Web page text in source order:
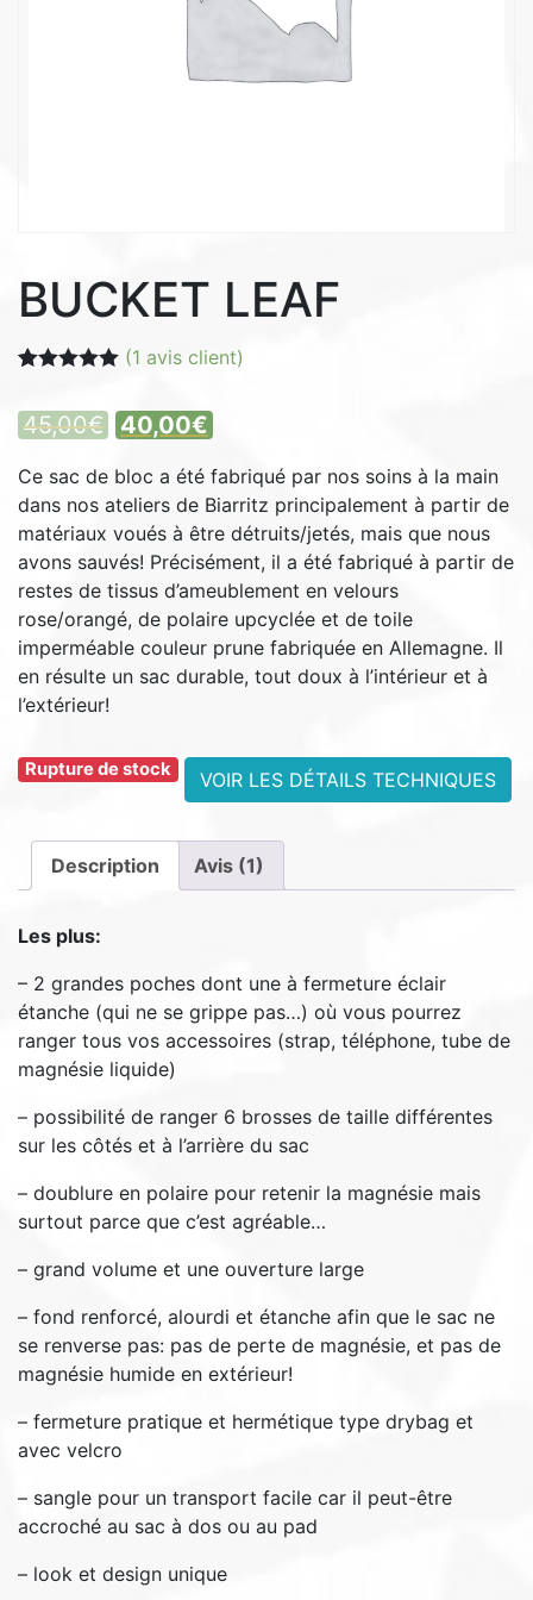
BUCKET LEAF
surnotation
client
(1 avis client)
45,00€ Le
initial
était :
45,00€.
40,00€Le
actuel
est :
40,00€.
Ce sac de bloc a été fabriqué par nos soins à la main
dans nos ateliers de Biarritz principalement à partir de
matériaux voués à être détruits/jetés, mais que nous
avons sauvés! Précisément, il a été fabriqué à partir de
restes de tissus d’ameublement en velours
rose/orangé, de polaire upcyclée et de toile
imperméable couleur prune fabriquée en Allemagne. Il
en résulte un sac durable, tout doux à l’intérieur et à
l’extérieur!
Rupture de stock VOIR LES DÉTAILS TECHNIQUES
Description Avis (1)
Les plus:
– 2 grandes poches dont une à fermeture éclair
étanche (qui ne se grippe pas…) où vous pourrez
ranger tous vos accessoires (strap, téléphone, tube de
magnésie liquide)
– possibilité de ranger 6 brosses de taille différentes
sur les côtés et à l’arrière du sac
– doublure en polaire pour retenir la magnésie mais
surtout parce que c’est agréable…
– grand volume et une ouverture large
– fond renforcé, alourdi et étanche afin que le sac ne
se renverse pas: pas de perte de magnésie, et pas de
magnésie humide en extérieur!
– fermeture pratique et hermétique type drybag et
avec velcro
– sangle pour un transport facile car il peut-être
accroché au sac à dos ou au pad
– look et design unique